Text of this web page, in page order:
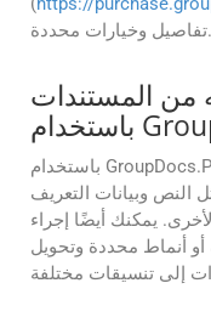
تفاصيل وخيارات محددة.
من المستندات
باستخدام GroupDocs.Parser Cloud، يمكنك استخراج أنواع
النص وبيانات التعريف
يمكنك أيضًا إجراء
أنماط محددة وتحويل